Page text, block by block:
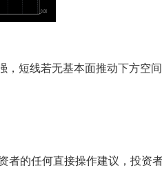
，短线若无基本面推动下方空
者的任何直接操作建议，投资